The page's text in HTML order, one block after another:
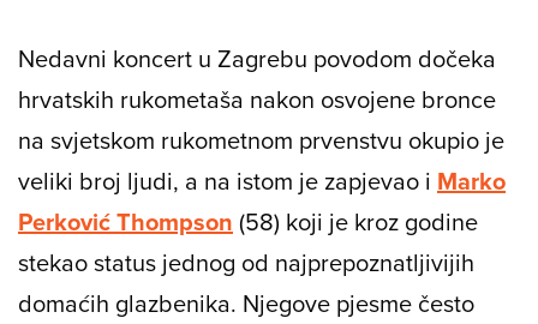
Nedavni koncert u Zagrebu povodom dočeka
hrvatskih rukometaša nakon osvojene bronce
na svjetskom rukometnom prvenstvu okupio je
veliki broj ljudi, a na istom je zapjevao i Marko
Perković Thompson (58) koji je kroz godine
stekao status jednog od najprepoznatljivijih
domaćih glazbenika. Njegove pjesme često